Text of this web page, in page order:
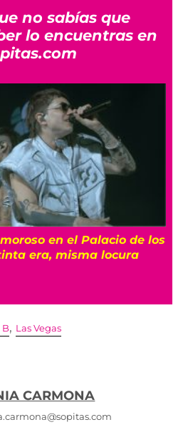
no sabías que
lo encuentras en
de Big Big Love:
en la Ciudad de México
B, Las Vegas
CARMONA